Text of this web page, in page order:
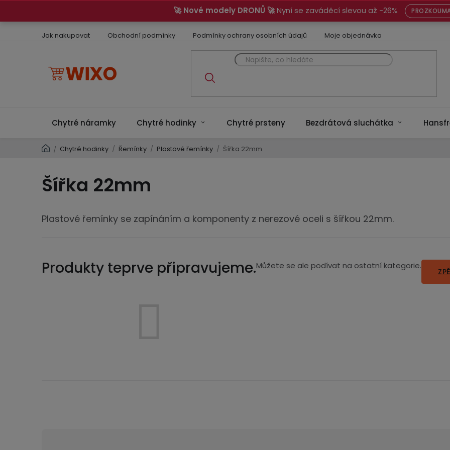
🚀 Nové modely DRONŮ 🚀Nyní se zaváděcí slevou až -26%
Jak nakupovat Obchodní podmínky Podmínky ochrany osobních údajů Moje objednávka
Chytré náramky Chytré hodinky Chytré prsteny Bezdrátová sluchátka
Domů
/ Chytré hodinky / Řemínky / Plastové řemínky / Šířka 22mm
Šířka 22mm
Plastové řemínky se zapínáním a komponenty z nerezové oceli s šířkou 22mm.
Produkty teprve připravujeme.Můžete se ale podívat na ostatní kategorie.